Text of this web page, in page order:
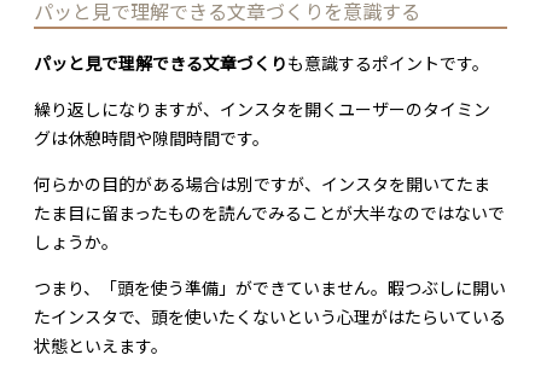
パッと見で理解できる文章づくりを意識する
パッと見で理解できる文章づくりも意識するポイントです。
繰り返しになりますが、インスタを開くユーザーのタイミン
グは休憩時間や隙間時間です。
何らかの目的がある場合は別ですが、インスタを開いてたま
たま目に留まったものを読んでみることが大半なのではないで
しょうか。
つまり、「頭を使う準備」ができていません。暇つぶしに開い
たインスタで、頭を使いたくないという心理がはたらいている
状態といえます。